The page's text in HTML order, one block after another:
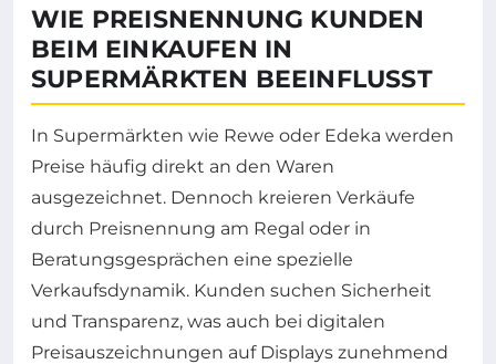
WIE PREISNENNUNG KUNDEN
BEIM EINKAUFEN IN
SUPERMÄRKTEN BEEINFLUSST
In Supermärkten wie Rewe oder Edeka werden
Preise häufig direkt an den Waren
ausgezeichnet. Dennoch kreieren Verkäufe
durch Preisnennung am Regal oder in
Beratungsgesprächen eine spezielle
Verkaufsdynamik. Kunden suchen Sicherheit
und Transparenz, was auch bei digitalen
Preisauszeichnungen auf Displays zunehmend